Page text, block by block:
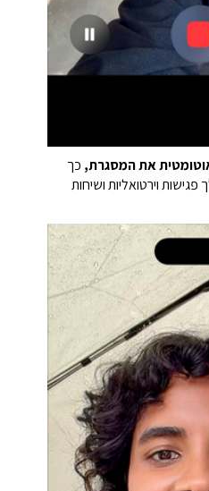
את המסגרת, כך
וירטואליות ושיחות